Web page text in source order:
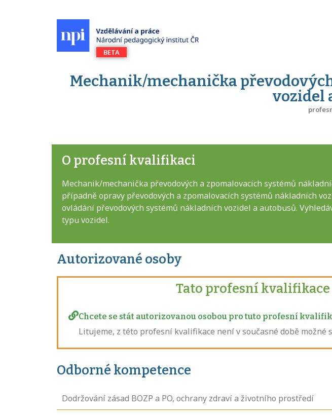
Mechanik/mechanička
vozidel
O profesní kvalifikaci
Mechanik/mechanička převodových a zpomalovacích systémů
případně opravy převodových a zpomalovacích systémů nákladních
ovládání převodových systémů nákladních vozidel a autobusů.
typu vozidel.
Autorizované osoby
Tato profesní
Chcete se stát autorizovanou osobou pro tuto profesní
Litujeme, z této profesní kvalifikace není v současné době možné
Odborné kompetence
Dodržování zásad BOZP a PO, ochrany zdraví a životního prostředí